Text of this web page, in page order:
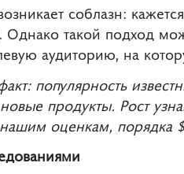
соблазн:
такой подход
аудиторию, на
популярность
продукты. Рост
оценкам, порядка